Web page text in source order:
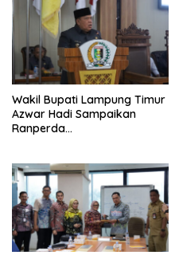
Wakil Bupati Lampung Timur
Azwar Hadi Sampaikan
Ranperda
WTP Delapan Kali Berturut-
turut